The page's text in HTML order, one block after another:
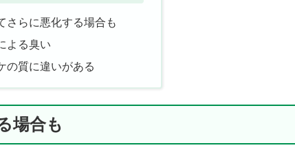
さらに悪化する場合も
よる臭い
の質に違いがある
場合も